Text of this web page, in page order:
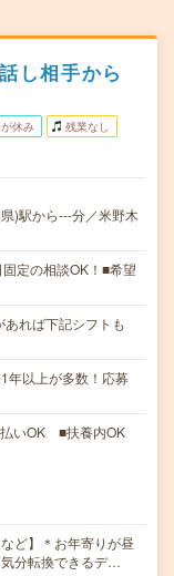
し相手から
休み 残業なし
)駅から---分／米野木
定の相談OK！■希望
れば下記シフトも
年以上が多数！応募
いOK ■扶養内OK
ど】＊お年寄りが昼
分転換できるデ…